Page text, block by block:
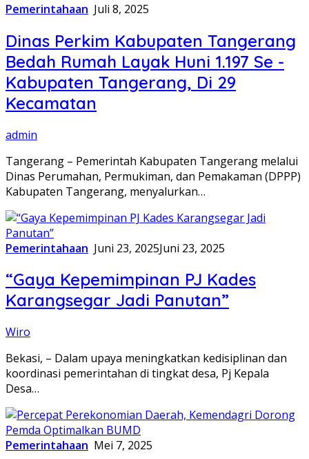
Pemerintahaan Juli 8, 2025
Dinas Perkim Kabupaten Tangerang
Bedah Rumah Layak Huni 1.197 Se -
Kabupaten Tangerang, Di 29
Kecamatan
admin
Tangerang – Pemerintah Kabupaten Tangerang melalui
Dinas Perumahan, Permukiman, dan Pemakaman (DPPP)
Kabupaten Tangerang, menyalurkan…
Pemerintahaan Juni 23, 2025Juni 23, 2025
“Gaya Kepemimpinan PJ Kades
Karangsegar Jadi Panutan”
Wiro
Bekasi, – Dalam upaya meningkatkan kedisiplinan dan
koordinasi pemerintahan di tingkat desa, Pj Kepala
Desa…
Pemerintahaan Mei 7, 2025